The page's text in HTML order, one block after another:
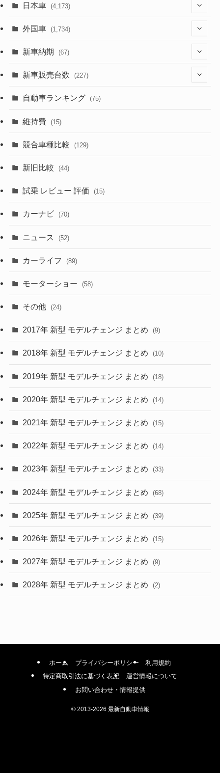
日本車 (4,173)
(1,321)
(329)
(526)
(357)
(328)
(253)
外国車 (1,734)
(242)
(85)
(84)
(50)
(43)
(6)
(9)
(30)
(27)
(58)
(28)
(27)
(26)
(10)
(35)
(10)
(9)
(22)
(4)
(9)
(4)
(1)
新車納期 (67)
(28)
(8)
(3)
(3)
新車販売台数 (227)
(21)
(5)
(7)
自動車ランキング (75)
維持費 (15)
競合車種比較 (129)
新旧比較 (44)
試乗 レビュー 評価 (15)
カーナビ (70)
ニュース (52)
カーライフ (89)
モーターショー (58)
その他 (24)
2017年 新型 モデルチェンジ まとめ (9)
2018年 新型 モデルチェンジ まとめ (10)
2019年 新型 モデルチェンジ まとめ (18)
2020年 新型 モデルチェンジ まとめ (14)
2021年 新型 モデルチェンジ まとめ (15)
2022年 新型 モデルチェンジ まとめ (14)
2023年 新型 モデルチェンジ まとめ (33)
2024年 新型 モデルチェンジ まとめ (68)
2025年 新型 モデルチェンジ まとめ (39)
2026年 新型 モデルチェンジ まとめ (15)
2027年 新型 モデルチェンジ まとめ (9)
2028年 新型 モデルチェンジ まとめ (2)
ホーム プライバシーポリシー
利用規約
特定商取引法に基づく表記
運営情報について
お問い合わせ・情報提供
©2013-2026 最新自動車情報